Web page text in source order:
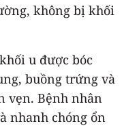
không bị khối
u được bóc
buồng trứng và
vẹn. Bệnh nhân
nhanh chóng ổn